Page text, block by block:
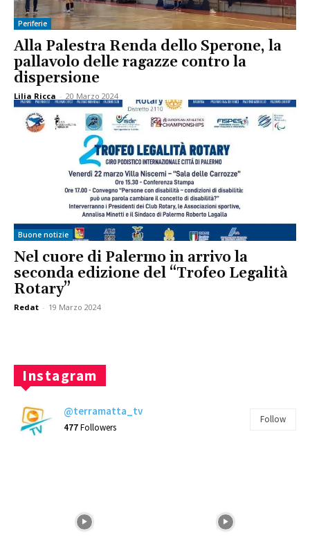
Periferie
Alla Palestra Renda dello Sperone, la
pallavolo delle ragazze contro la
dispersione
Lilia Ricca - 20 Marzo 2024
Buone notizie
Nel cuore di Palermo in arrivo la
seconda edizione del “Trofeo Legalità
Rotary”
Redat - 19 Marzo 2024
Instagram
@terramatta_tv
477Followers
Follow